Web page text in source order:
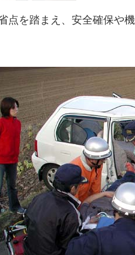
点を踏まえ、安全確保や